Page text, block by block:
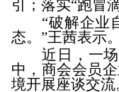
引；落实“跑冒
“破解企业
态。”王茜表示。
近日，一
中，商会会员
境开展座谈交流